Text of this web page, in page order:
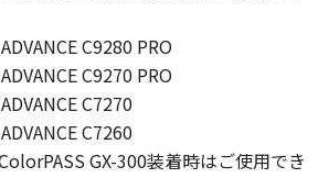
フトウェア」を使用させること
本ソフトウェア」の全部また
改変、逆コンパイル、逆アセン
バースエンジニアリング等する
ん。また第三者にこのような行
りません。
C9280 PRO
C9270 PRO
C7270
C7260
GX-300装着時はご使用でき